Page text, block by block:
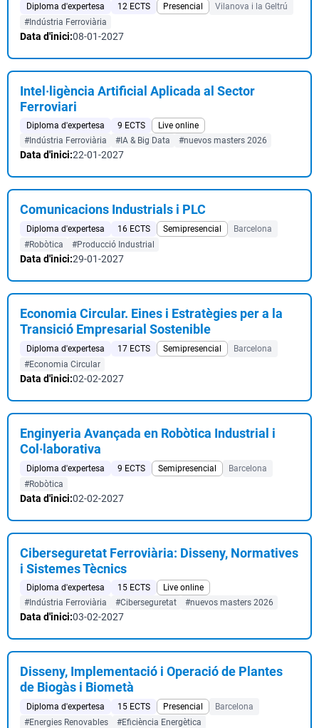
Diploma d'expertesa 12 ECTS Presencial
Vilanova i la Geltrú
#Indústria Ferroviària
Data d'inici:08-01-2027
Intel·ligència Artificial Aplicada al Sector
Ferroviari
Diploma d'expertesa 9 ECTS
Live online
#Indústria Ferroviària
#IA & Big Data #nuevos masters 2026
Data d'inici:22-01-2027
Comunicacions Industrials i PLC
Diploma d'expertesa 16 ECTS Semipresencial
Barcelona
#Robòtica
#Producció Industrial
Data d'inici:29-01-2027
Economia Circular. Eines i Estratègies per a la
Transició Empresarial Sostenible
Diploma d'expertesa 17 ECTS Semipresencial
Barcelona
#Economia Circular
Data d'inici:02-02-2027
Enginyeria Avançada en Robòtica Industrial i
Col·laborativa
Diploma d'expertesa 9 ECTS Semipresencial
Barcelona
#Robòtica
Data d'inici:02-02-2027
Ciberseguretat Ferroviària: Disseny, Normatives
i Sistemes Tècnics
Diploma d'expertesa 15 ECTS
Live online
#Indústria Ferroviària
#Ciberseguretat #nuevos masters 2026
Data d'inici:03-02-2027
Disseny, Implementació i Operació de Plantes
de Biogàs i Biometà
Diploma d'expertesa 15 ECTS Presencial
Barcelona
#Energies Renovables
#Eficiència Energètica